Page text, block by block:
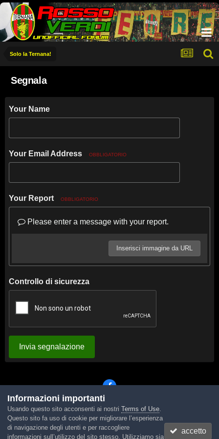
Solo la Ternana!
Segnala
Your Name
Your Email Address OBBLIGATORIO
Your Report OBBLIGATORIO
Please enter a message with your report.
Inserisci immagine da URL
Controllo di sicurezza
Invia segnalazione
Lingua Tema Contattaci Cookies
Powered by Invision Community
Informazioni importanti
Usando questo sito acconsenti ai nostri Terms of Use.
Questo sito fa uso di cookie per migliorare l’esperienza
di navigazione degli utenti e per raccogliere
informazioni sull’utilizzo del sito stesso. Utilizziamo sia
accetto